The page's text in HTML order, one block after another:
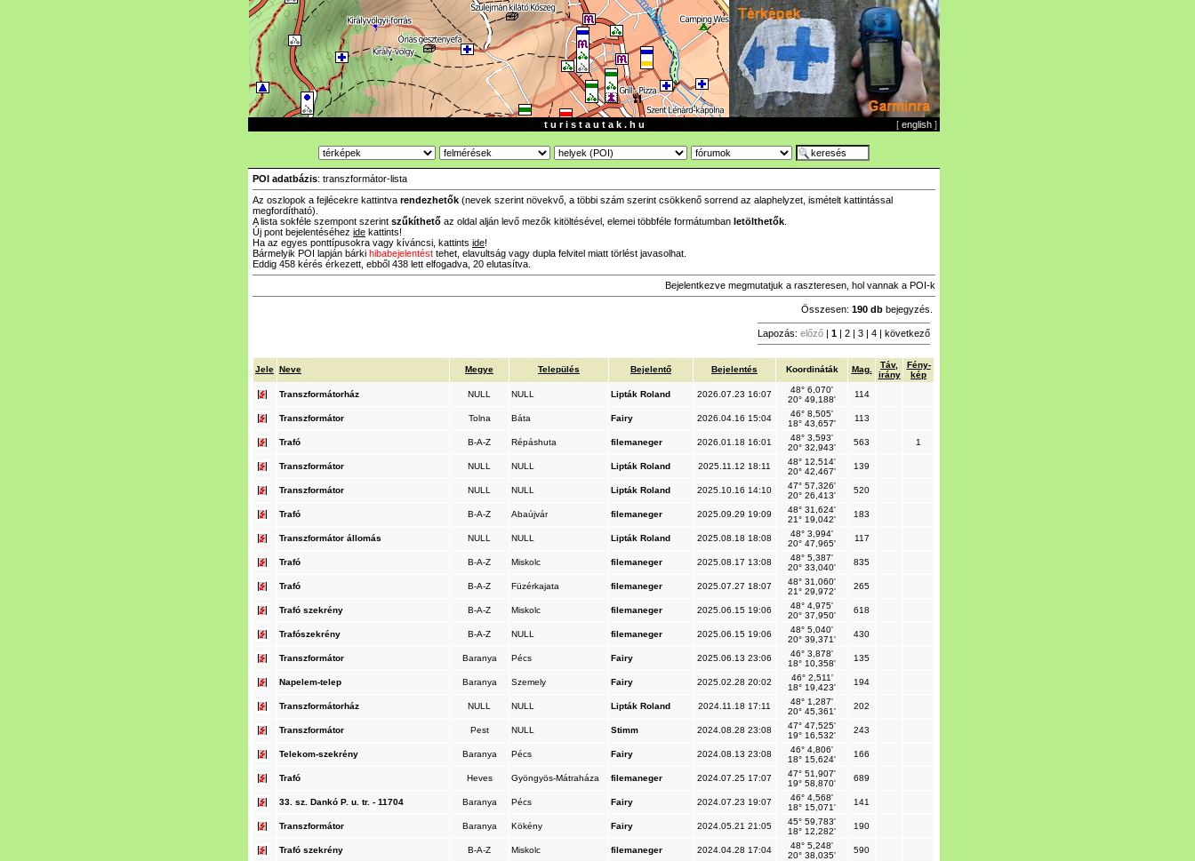
t u r i s t a u t a k . h u [ english ]
POI adatbázis: transzformátor-lista
Az oszlopok a fejlécekre kattintva rendezhetők (nevek szerint növekvő, a többi szám szerint csökkenő sorrend az alaphelyzet, ismételt kattintással
megfordítható).
A lista sokféle szempont szerint szűkíthető az oldal alján levő mezők kitöltésével, elemei többféle formátumban letölthetők
Új pont bejelentéséhez ide kattints!
Ha az egyes ponttípusokra vagy kíváncsi, kattints ide!
Bármelyik POI lapján bárki hibabejelentést tehet, elavultság vagy dupla felvitel miatt törlést javasolhat.
Eddig 458 kérés érkezett, ebből 438 lett elfogadva, 20 elutasítva.
Bejelentkezve megmutatjuk a raszteresen, hol vannak a POI-k
Összesen: 190 db bejegyzés.
Lapozás: előző | 1 | 2 | 3 | 4 | következő
Jele Neve Megye Település Bejelentő Bejelentés Koordináták Mag.
Táv,
irány
Fény-
kép
Transzformátorház
NULL NULL Lipták Roland 2026.07.23 16:07
48° 6,070'
20° 49,188'
114
Transzformátor Tolna Báta Fairy 2026.04.16 15:04
46° 8,505'
18° 43,657'
113
Trafó B-A-Z Répáshuta filemaneger 2026.01.18 16:01
48° 3,593'
20° 32,943'
563 1
Transzformátor NULL NULL Lipták Roland 2025.11.12 18:11
48° 12,514'
20° 42,467'
139
Transzformátor NULL NULL Lipták Roland 2025.10.16 14:10
47° 57,326'
20° 26,413'
520
Trafó B-A-Z Abaújvár filemaneger 2025.09.29 19:09
48° 31,624'
21° 19,042'
183
Transzformátor állomás NULL NULL Lipták Roland 2025.08.18 18:08
48° 3,994'
20° 47,965'
117
Trafó B-A-Z Miskolc filemaneger 2025.08.17 13:08
48° 5,387'
20° 33,040'
835
Trafó B-A-Z Füzérkajata filemaneger 2025.07.27 18:07
48° 31,060'
21° 29,972'
265
Trafó szekrény B-A-Z Miskolc filemaneger 2025.06.15 19:06
48° 4,975'
20° 37,950'
618
Trafószekrény B-A-Z NULL filemaneger 2025.06.15 19:06
48° 5,040'
20° 39,371'
430
Transzformátor Baranya Pécs Fairy 2025.06.13 23:06
46° 3,878'
18° 10,358'
135
Napelem-telep Baranya Szemely Fairy 2025.02.28 20:02
46° 2,511'
18° 19,423'
194
Transzformátorház NULL NULL Lipták Roland 2024.11.18 17:11
48° 1,287'
20° 45,361'
202
Transzformátor Pest NULL Stimm 2024.08.28 23:08
47° 47,525'
19° 16,532'
243
Telekom-szekrény Baranya Pécs Fairy 2024.08.13 23:08
46° 4,806'
18° 15,624'
166
Trafó Heves Gyöngyös-Mátraháza filemaneger 2024.07.25 17:07
47° 51,907'
19° 58,870'
689
33. sz. Dankó P. u. tr. - 11704 Baranya Pécs Fairy 2024.07.23 19:07
46° 4,568'
18° 15,071'
141
Transzformátor Baranya Kökény Fairy 2024.05.21 21:05
45° 59,783'
18° 12,282'
190
Trafó szekrény B-A-Z Miskolc filemaneger 2024.04.28 17:04
48° 5,248'
20° 38,035'
590